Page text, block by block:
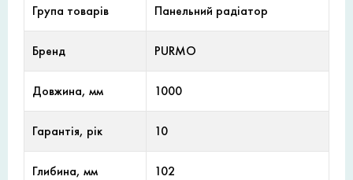
Група товарів Панельний радіатор
Бренд PURMO
Довжина, мм 1000
Гарантія, рік 10
Глибина, мм 102